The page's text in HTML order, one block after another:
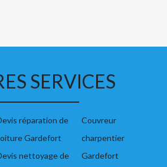
SERVICES
réparation de
Gardefort
nettoyage de
Couvreur
charpentier
Gardefort